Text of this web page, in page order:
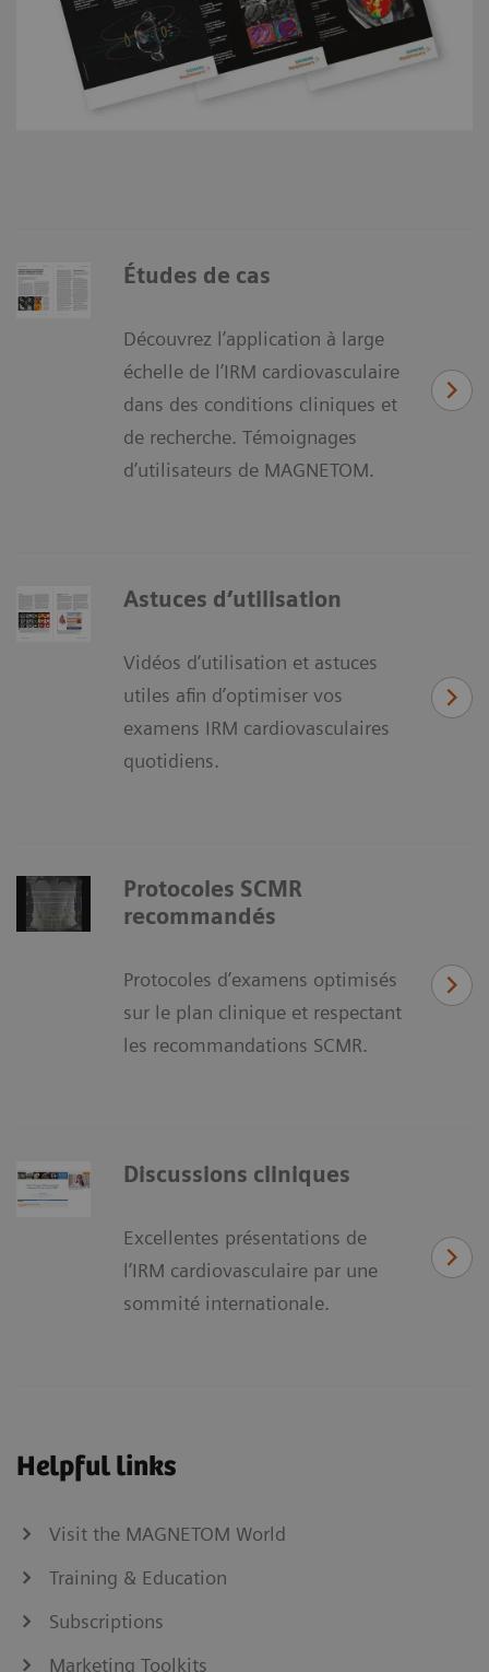
Études de cas
Découvrez l’application à large
échelle de l’IRM cardiovasculaire
dans des conditions cliniques et
de recherche. Témoignages
d’utilisateurs de MAGNETOM.
Astuces d’utilisation
Vidéos d’utilisation et astuces
utiles afin d’optimiser vos
examens IRM cardiovasculaires
quotidiens.
Protocoles SCMR
recommandés
Protocoles d’examens optimisés
sur le plan clinique et respectant
les recommandations SCMR.
Discussions cliniques
Excellentes présentations de
l’IRM cardiovasculaire par une
sommité internationale.
Helpful links
Visit the MAGNETOM World
Training & Education
Subscriptions
Marketing Toolkits